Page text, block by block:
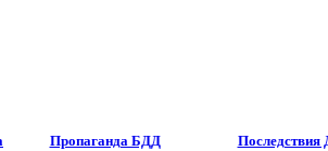
Пропаганда БДД